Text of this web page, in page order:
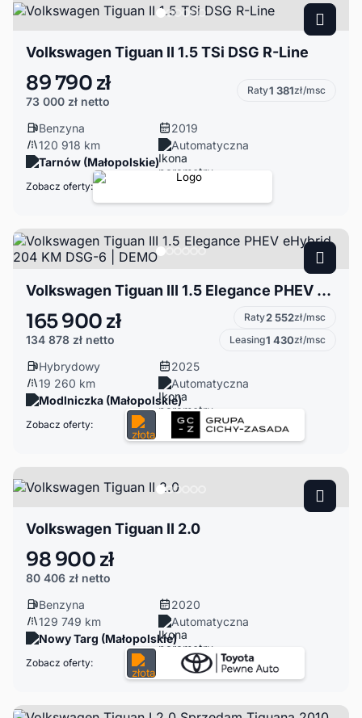
Volkswagen Tiguan II 1.5 TSi DSG R-Line
89 790 zł
73 000 zł netto
Raty1 381zł/msc
Benzyna
2019
120 918 km
Automatyczna
Tarnów (Małopolskie)
Zobacz oferty:
Volkswagen Tiguan III 1.5 Elegance PHEV eHybrid 204 KM DSG-6 | DEMO
165 900 zł
134 878 zł netto
Raty2 552zł/msc
Leasing1 430zł/msc
Hybrydowy
2025
19 260 km
Automatyczna
Modlniczka (Małopolskie)
Zobacz oferty:
Volkswagen Tiguan II 2.0
98 900 zł
80 406 zł netto
Benzyna
2020
129 749 km
Automatyczna
Nowy Targ (Małopolskie)
Zobacz oferty: